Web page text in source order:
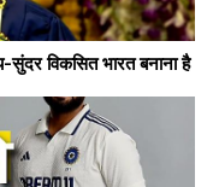
IIT ग्रेजुएट्स से प्रधानमंत्री ने कहा, आपको भव्य-सुंदर विकसित भारत बनाना है